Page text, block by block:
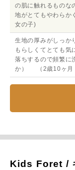
の肌に触れるものな
地がとてもやわら
女の子)
生地の厚みがしっか
もらしくてとても気
落ちするので頻繁に
か） （2歳10ヶ月
Kids Foret /